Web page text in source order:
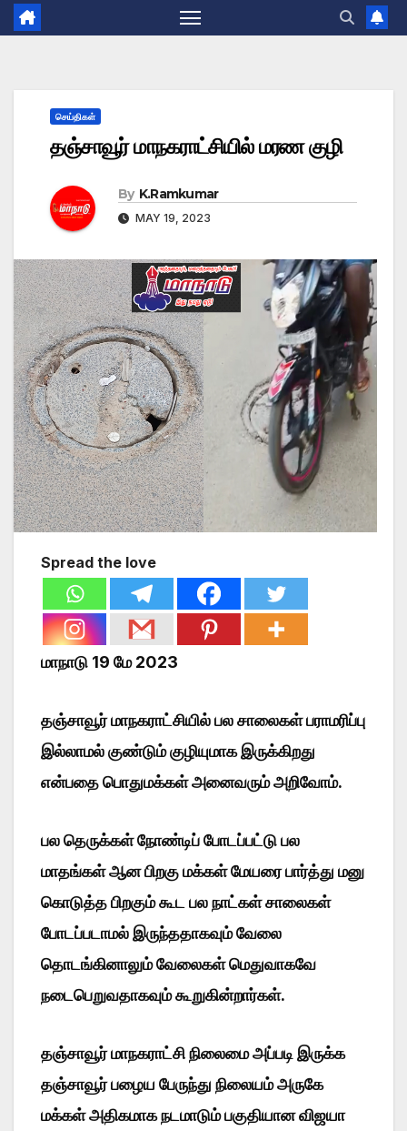
செய்திகள்
தஞ்சாவூர் மாநகராட்சியில் மரண குழி
By K.Ramkumar
MAY 19, 2023
Spread the love
மாநாடு 19 மே 2023
தஞ்சாவூர் மாநகராட்சியில் பல சாலைகள் பராமரிப்பு
இல்லாமல் குண்டும் குழியுமாக இருக்கிறது
என்பதை பொதுமக்கள் அனைவரும் அறிவோம்.
பல தெருக்கள் நோண்டிப் போடப்பட்டு பல
மாதங்கள் ஆன பிறகு மக்கள் மேயரை பார்த்து மனு
கொடுத்த பிறகும் கூட பல நாட்கள் சாலைகள்
போடப்படாமல் இருந்ததாகவும் வேலை
தொடங்கினாலும் வேலைகள் மெதுவாகவே
நடைபெறுவதாகவும் கூறுகின்றார்கள்.
தஞ்சாவூர் மாநகராட்சி நிலைமை அப்படி இருக்க
தஞ்சாவூர் பழைய பேருந்து நிலையம் அருகே
மக்கள் அதிகமாக நடமாடும் பகுதியான விஜயா